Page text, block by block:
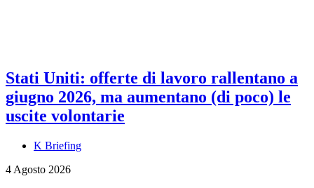
Stati Uniti: offerte di lavoro rallentano a
giugno 2026, ma aumentano (di poco) le
uscite volontarie
K Briefing
4 Agosto 2026